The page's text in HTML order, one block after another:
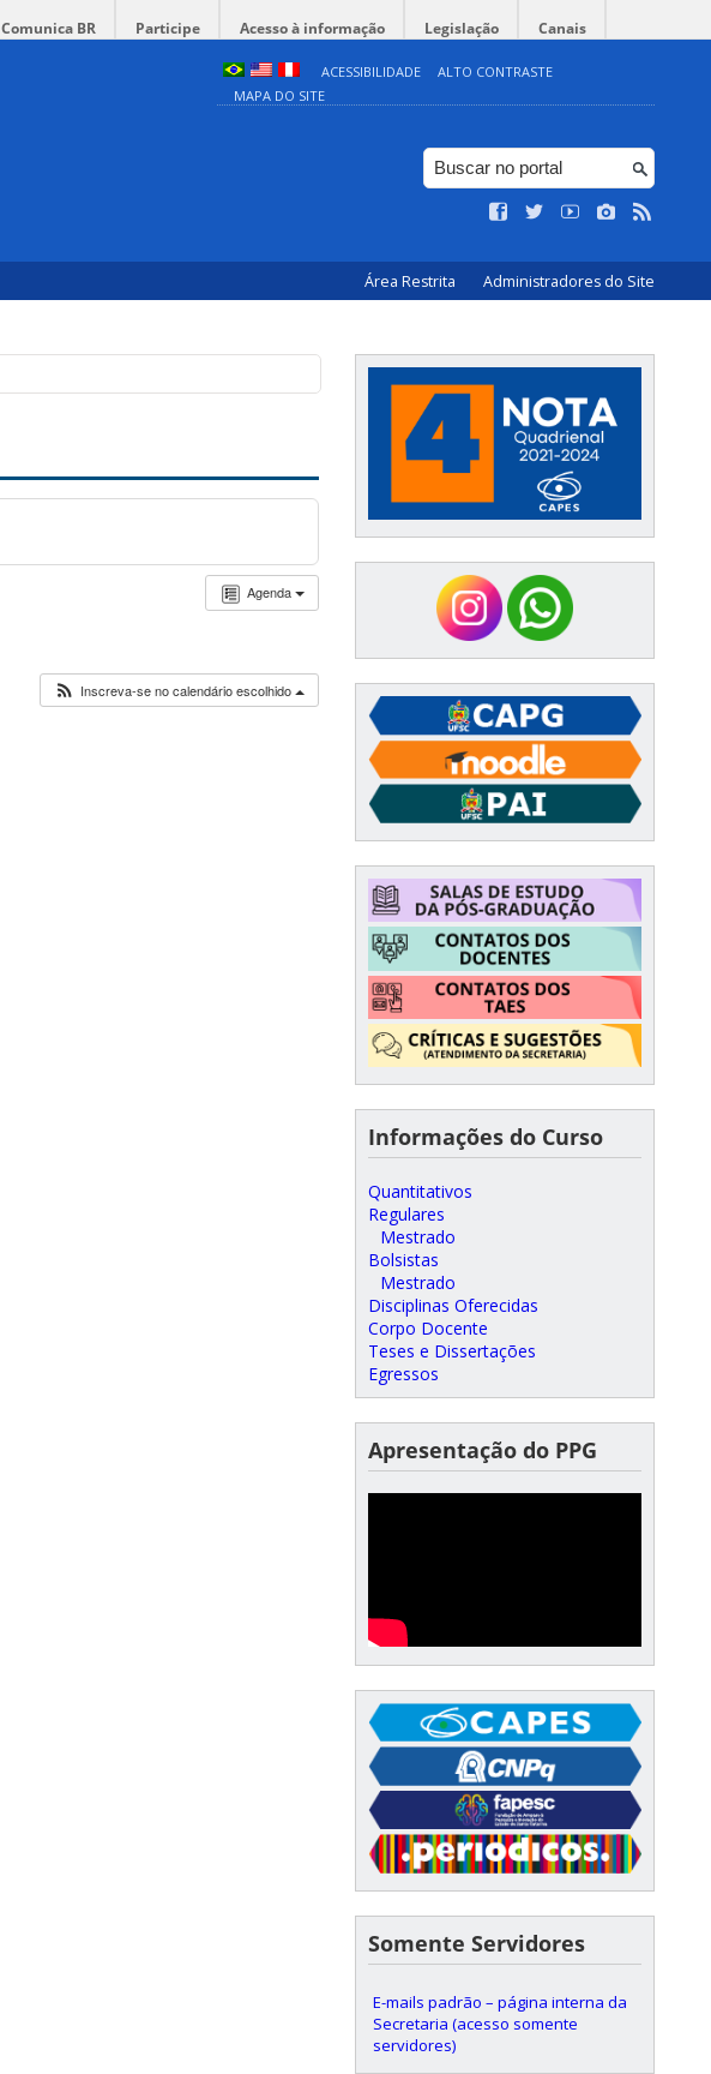
Comunica BR Participe Acesso à informação Legislação Canais
ACESSIBILIDADE
ALTO CONTRASTE
MAPA DO SITE
Área Restrita Administradores do Site
Agenda
Inscreva-se no calendário escolhido
Informações do Curso
Quantitativos
Regulares
Mestrado
Bolsistas
Mestrado
Disciplinas Oferecidas
Corpo Docente
Teses e Dissertações
Egressos
Apresentação do PPG
Somente Servidores
E-mails padrão – página interna da
Secretaria (acesso somente
servidores)